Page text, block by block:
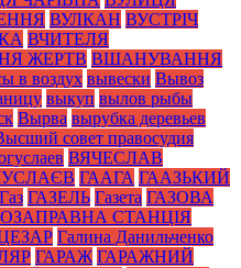
ВУЛКАН ВУСТРІЧ
ВЧИТЕЛЯ
ЖЕРТВ ВШАНУВАННЯ
в воздух вывески Вывоз
выкуп вылов рыбы
Вырва вырубка деревьев
совет правосудия
ВЯЧЕСЛАВ
ГААГА ГААЗЬКИЙ
Газ ГАЗЕЛЬ Газета ГАЗОВА
СТАНЦІЯ
Галина Данильченко
ГАРАЖ ГАРАЖНИЙ